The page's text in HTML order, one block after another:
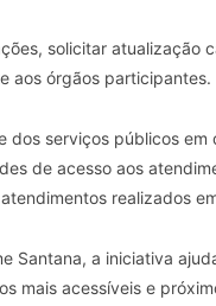
solicitar atualização
aos órgãos participantes.
dos serviços públicos
de acesso aos
realizados
Santana, a iniciativa
mais acessíveis e